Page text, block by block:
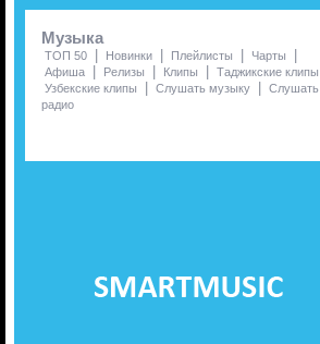
Музыка
ТОП 50 | Новинки | Плейлисты | Чарты |
Афиша | Релизы | Клипы | Таджикские клипы
Узбекские клипы | Слушать музыку | Слушать
радио